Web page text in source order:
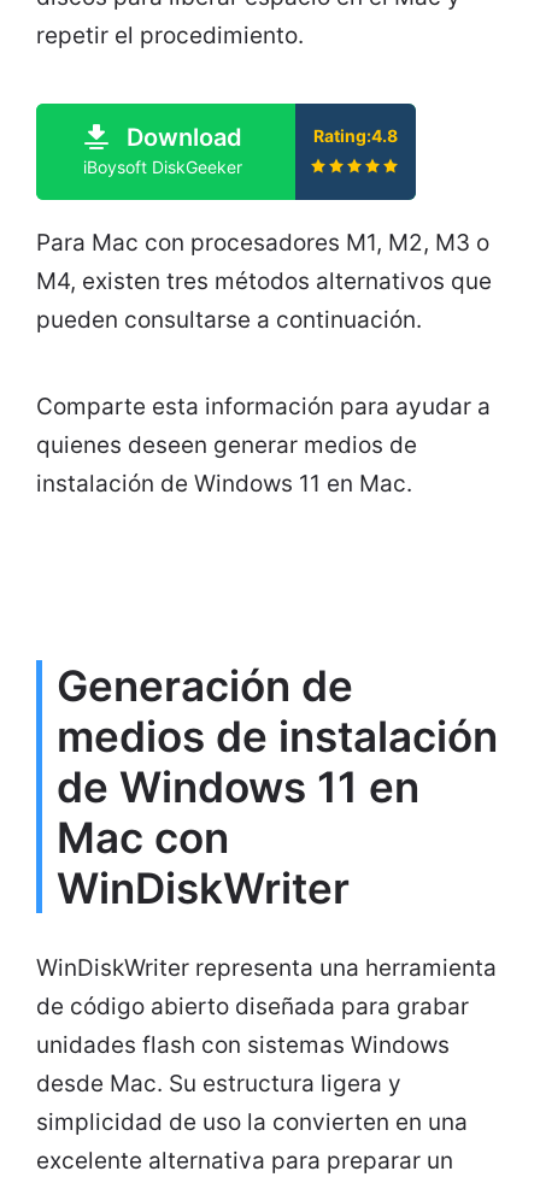
repetir el procedimiento.
Download
iBoysoft DiskGeeker
Rating:4.8
Para Mac con procesadores M1, M2, M3 o
M4, existen tres métodos alternativos que
pueden consultarse a continuación.
Comparte esta información para ayudar a
quienes deseen generar medios de
instalación de Windows 11 en Mac.
Generación de
medios de instalación
de Windows 11 en
Mac con
WinDiskWriter
WinDiskWriter representa una herramienta
de código abierto diseñada para grabar
unidades flash con sistemas Windows
desde Mac. Su estructura ligera y
simplicidad de uso la convierten en una
excelente alternativa para preparar un